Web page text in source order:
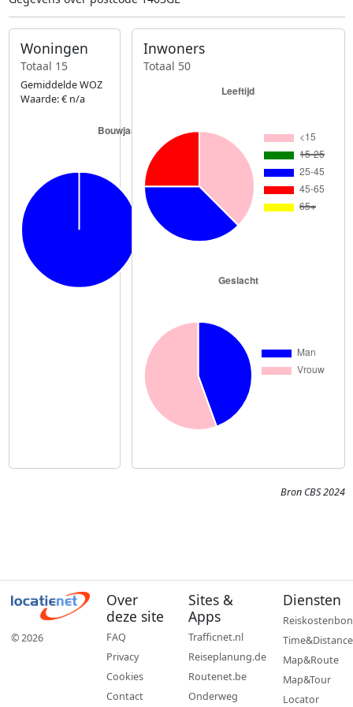
Woningen
Totaal 15
Gemiddelde WOZ
Waarde: € n/a
Inwoners
Totaal 50
Bron CBS 2024
© 2026
Over
deze site
FAQ
Privacy
Cookies
Contact
Sites &
Apps
Trafficnet.nl
Reiseplanung.de
Routenet.be
Onderweg
Diensten
Reiskostenbon
Time&Distance
Map&Route
Map&Tour
Locator